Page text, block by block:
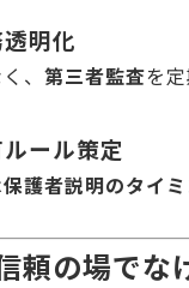
明化
、 第三者監査を
ール策定
保護者説明のタイ
頼の場で